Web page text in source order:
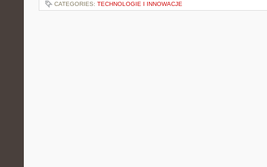
CATEGORIES: TECHNOLOGIE I INNOWACJE